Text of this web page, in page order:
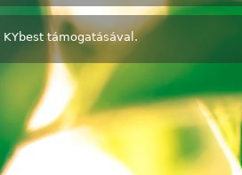
KYbest támogatásával.